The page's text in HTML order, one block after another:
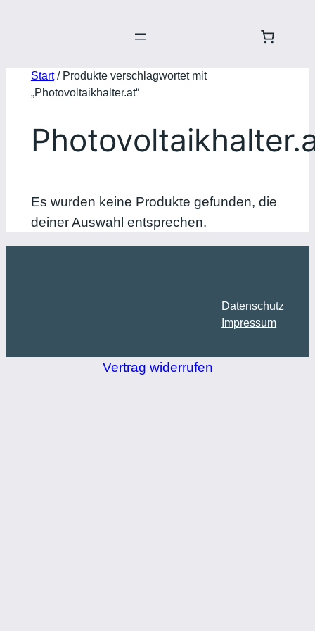
Start/ Produkte verschlagwortet mit
„Photovoltaikhalter.at“
Es wurden keine Produkte gefunden, die
deiner Auswahl entsprechen.
Datenschutz
Impressum
Vertrag widerrufen